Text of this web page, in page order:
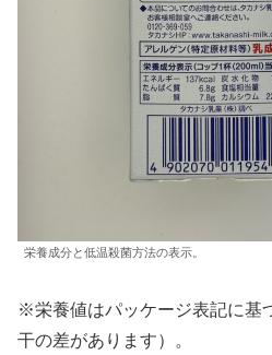
栄養成分と低温殺菌方法の表示。
※栄養値はパッケージ表記に基
干の差があります）。